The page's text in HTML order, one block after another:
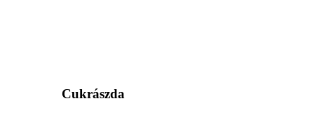
Cukrászda